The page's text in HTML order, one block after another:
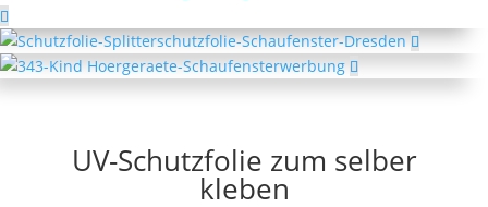
UV-Schutzfolie zum selber
kleben